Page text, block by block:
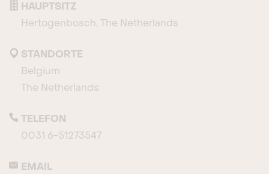
HAUPTSITZ
Hertogenbosch, The Netherlands
STANDORTE
Belgium
The Netherlands
TELEFON
0031 6-51273547
EMAIL